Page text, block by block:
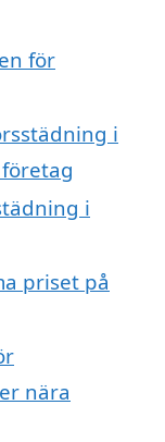
för
i
i
priset på
nära